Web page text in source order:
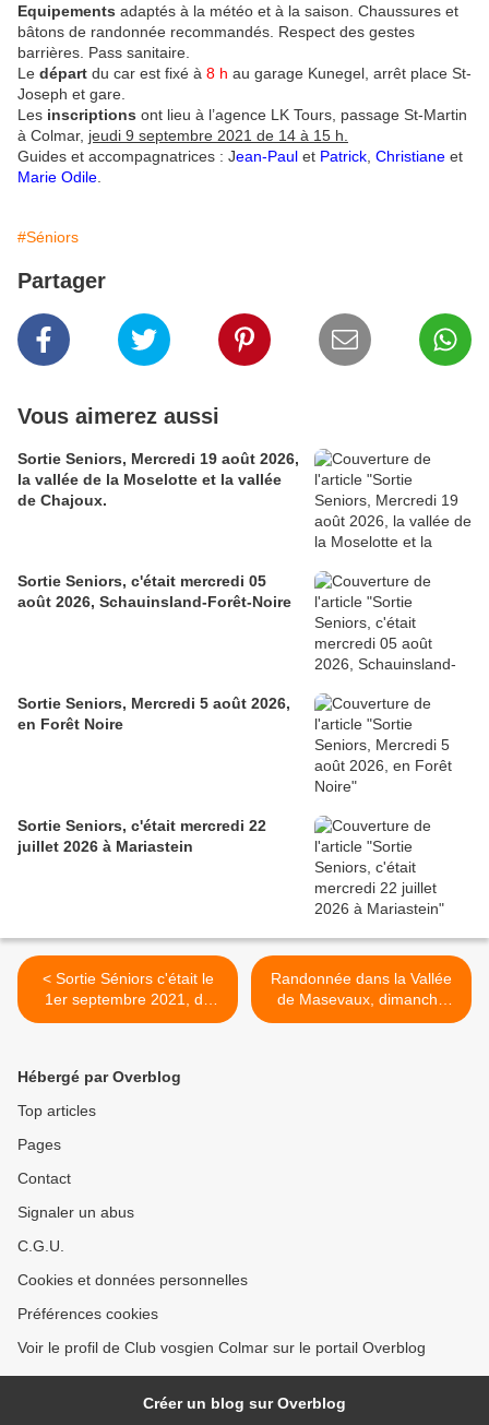
Equipements adaptés à la météo et à la saison. Chaussures et
bâtons de randonnée recommandés. Respect des gestes
barrières. Pass sanitaire.
Le départ du car est fixé à 8 h au garage Kunegel, arrêt place St-
Joseph et gare.
Les inscriptions ont lieu à l’agence LK Tours, passage St-Martin
à Colmar, jeudi 9 septembre 2021 de 14 à 15 h.
Guides et accompagnatrices : Jean-Paul et Patrick Christiane et
Marie Odile
#Séniors
Partager
Vous aimerez aussi
Sortie Seniors, Mercredi 19 août 2026,
la vallée de la Moselotte et la vallée
de Chajoux.
Sortie Seniors, c'était mercredi 05
août 2026, Schauinsland-Forêt-Noire
Sortie Seniors, Mercredi 5 août 2026,
en Forêt Noire
Sortie Seniors, c'était mercredi 22
juillet 2026 à Mariastein
< Sortie Séniors c'était le
1er septembre 2021, du
Glasborn à Orbey
Randonnée dans la Vallée
de Masevaux, dimanche
12 septembre 2021 >
Hébergé par Overblog
Top articles
Pages
Contact
Signaler un abus
C.G.U.
Cookies et données personnelles
Préférences cookies
Voir le profil de Club vosgien Colmar sur le portail Overblog
Créer un blog sur Overblog